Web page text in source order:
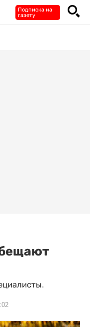
Подписка на
газету